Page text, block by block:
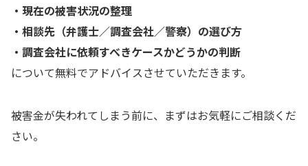
・現在の被害状況の整理
・相談先（弁護士／調査会社／警察）の選び方
・調査会社に依頼すべきケースかどうかの判断
について無料でアドバイスさせていただきます。
被害金が失われてしまう前に、まずはお気軽にご相談くだ
さい。